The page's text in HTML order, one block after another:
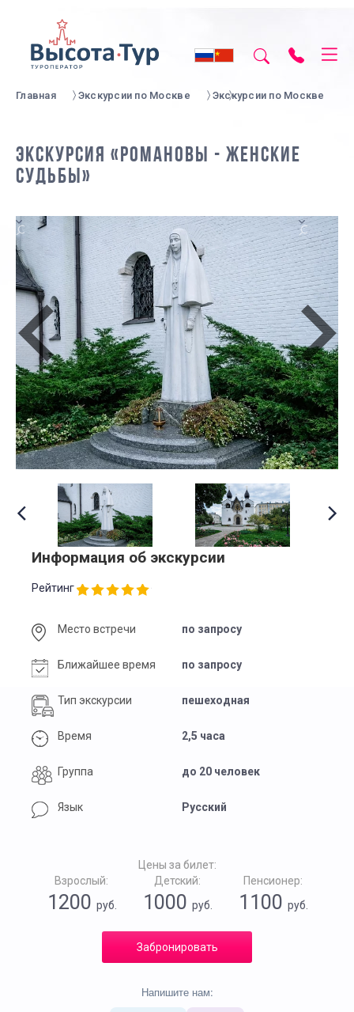
Главная Экскурсии по Москве Экскурсии по Москве
ЭКСКУРСИЯ «РОМАНОВЫ - ЖЕНСКИЕ
СУДЬБЫ»
Информация об экскурсии
Рейтинг
Место встречи по запросу
Ближайшее время по запросу
Тип экскурсии пешеходная
Время 2,5 часа
Группа до 20 человек
Язык Русский
Цены за билет:
Взрослый:
1200 руб.
Детский:
1000 руб.
Пенсионер:
1100руб.
Забронировать
Напишите нам: